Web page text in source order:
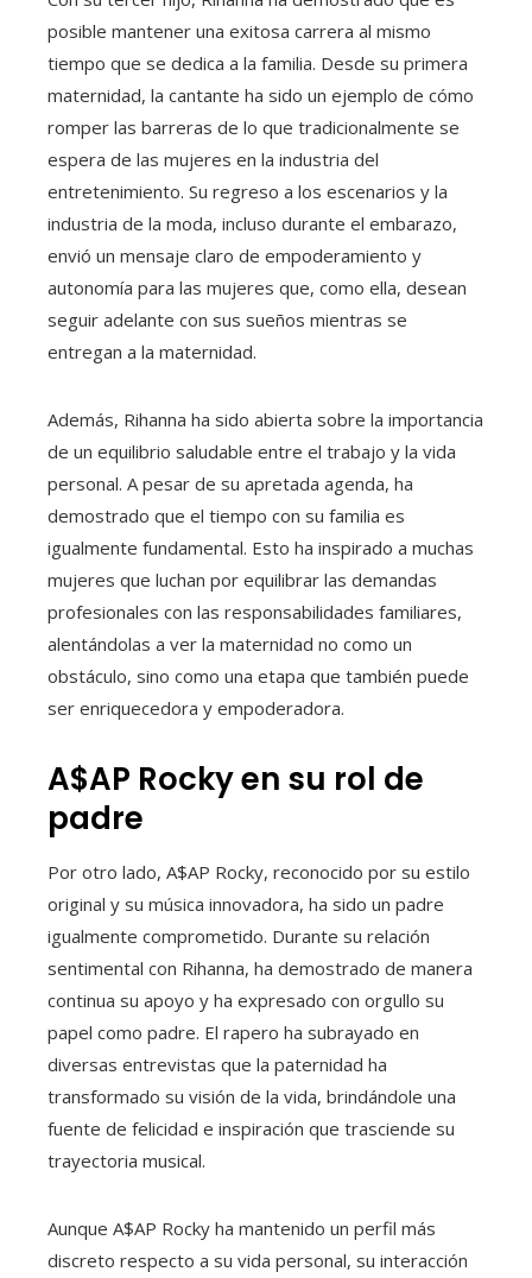
posible mantener una exitosa carrera al mismo
tiempo que se dedica a la familia. Desde su primera
maternidad, la cantante ha sido un ejemplo de cómo
romper las barreras de lo que tradicionalmente se
espera de las mujeres en la industria del
entretenimiento. Su regreso a los escenarios y la
industria de la moda, incluso durante el embarazo,
envió un mensaje claro de empoderamiento y
autonomía para las mujeres que, como ella, desean
seguir adelante con sus sueños mientras se
entregan a la maternidad.
Además, Rihanna ha sido abierta sobre la importancia
de un equilibrio saludable entre el trabajo y la vida
personal. A pesar de su apretada agenda, ha
demostrado que el tiempo con su familia es
igualmente fundamental. Esto ha inspirado a muchas
mujeres que luchan por equilibrar las demandas
profesionales con las responsabilidades familiares,
alentándolas a ver la maternidad no como un
obstáculo, sino como una etapa que también puede
ser enriquecedora y empoderadora.
A$AP Rocky en su rol de
padre
Por otro lado, A$AP Rocky, reconocido por su estilo
original y su música innovadora, ha sido un padre
igualmente comprometido. Durante su relación
sentimental con Rihanna, ha demostrado de manera
continua su apoyo y ha expresado con orgullo su
papel como padre. El rapero ha subrayado en
diversas entrevistas que la paternidad ha
transformado su visión de la vida, brindándole una
fuente de felicidad e inspiración que trasciende su
trayectoria musical.
Aunque A$AP Rocky ha mantenido un perfil más
discreto respecto a su vida personal, su interacción